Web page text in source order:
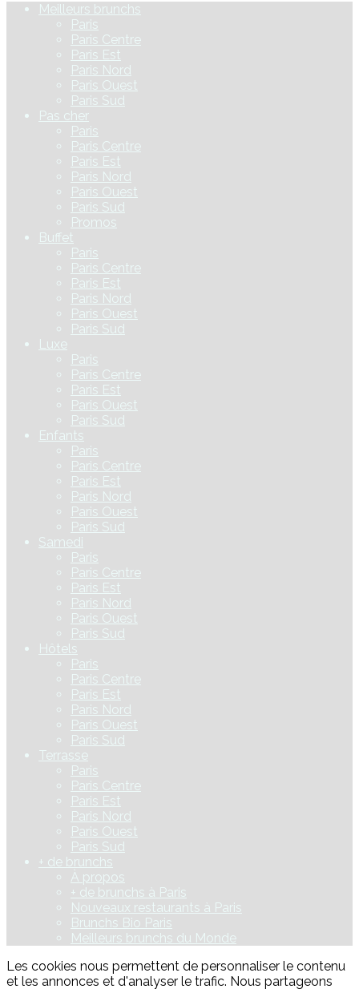
Meilleurs brunchs
Paris
Paris Centre
Paris Est
Paris Nord
Paris Ouest
Paris Sud
Pas cher
Paris
Paris Centre
Paris Est
Paris Nord
Paris Ouest
Paris Sud
Promos
Buffet
Paris
Paris Centre
Paris Est
Paris Nord
Paris Ouest
Paris Sud
Luxe
Paris
Paris Centre
Paris Est
Paris Ouest
Paris Sud
Enfants
Paris
Paris Centre
Paris Est
Paris Nord
Paris Ouest
Paris Sud
Samedi
Paris
Paris Centre
Paris Est
Paris Nord
Paris Ouest
Paris Sud
Hôtels
Paris
Paris Centre
Paris Est
Paris Nord
Paris Ouest
Paris Sud
Terrasse
Paris
Paris Centre
Paris Est
Paris Nord
Paris Ouest
Paris Sud
+ de brunchs
À propos
+ de brunchs à Paris
Nouveaux restaurants à Paris
Brunchs Bio Paris
Meilleurs brunchs du Monde
Les cookies nous permettent de personnaliser le contenu
et les annonces et d'analyser le trafic. Nous partageons